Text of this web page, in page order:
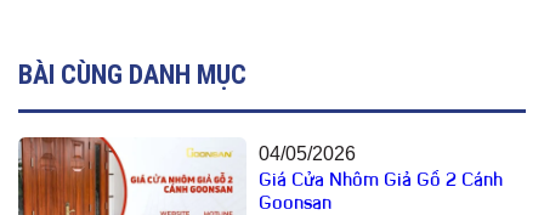
BÀI CÙNG DANH MỤC
04/05/2026
Giá Cửa Nhôm Giả Gỗ 2 Cánh
Goonsan